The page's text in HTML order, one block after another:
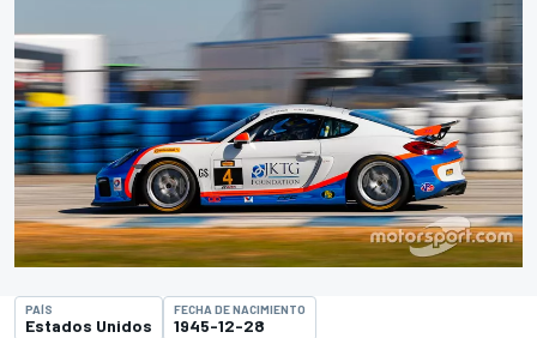
PAÍS
Estados Unidos
FECHA DE NACIMIENTO
1945-12-28